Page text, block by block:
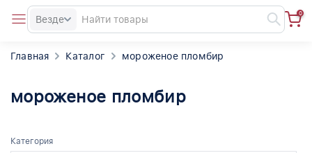
Везде
0
Главная Каталог мороженое пломбир
мороженое пломбир
Категория